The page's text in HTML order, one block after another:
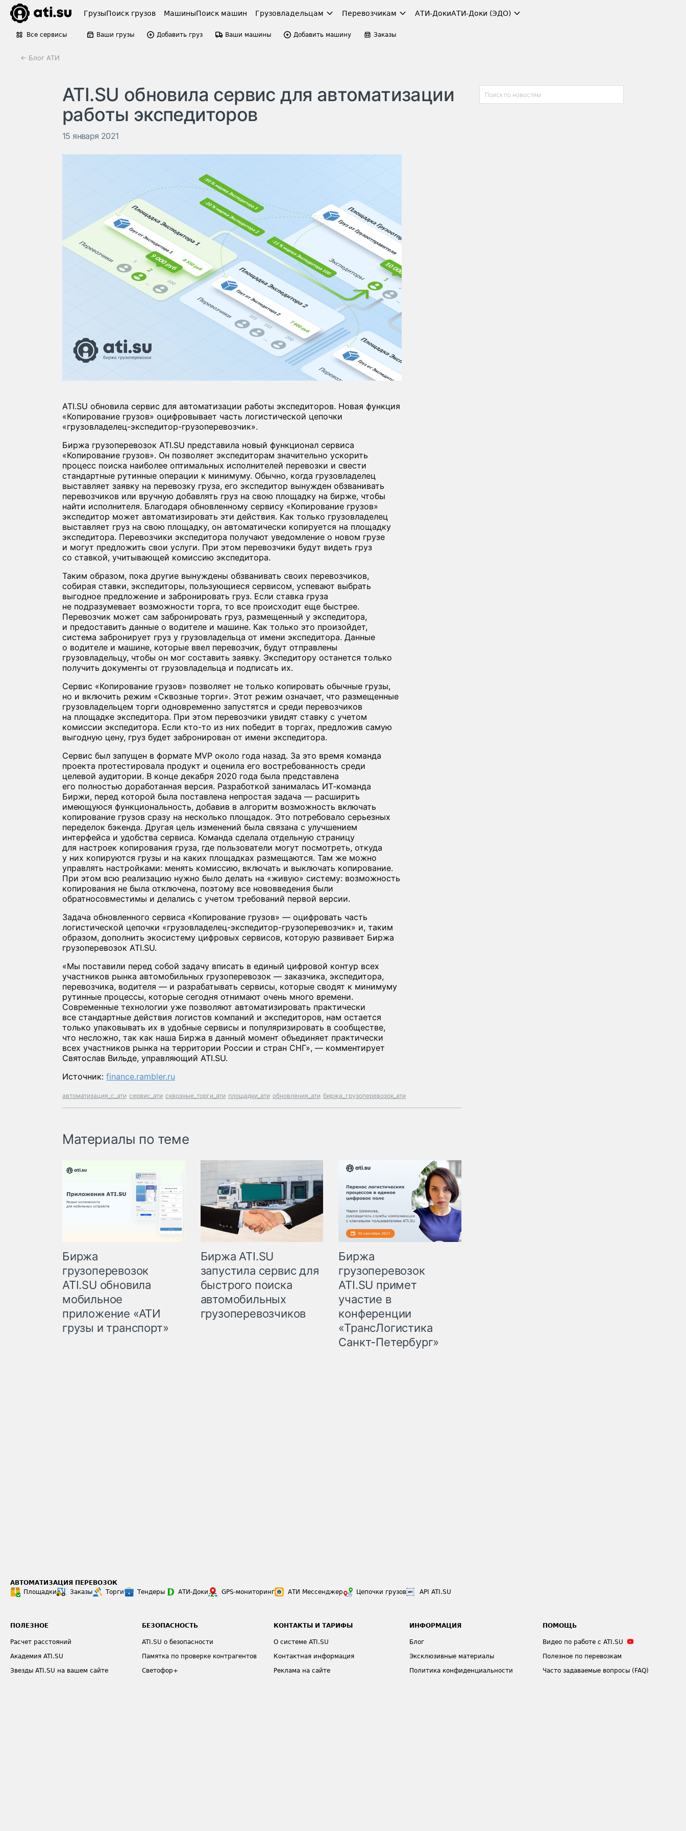
ГрузыПоиск грузов МашиныПоиск машин Грузовладельцам Перевозчикам АТИ-ДокиАТИ-Доки (ЭДО)
Все сервисы Ваши грузы Добавить груз Ваши машины Добавить машину Заказы
← Блог АТИ
ATI.SU обновила сервис для автоматизации
работы экспедиторов
15 января 2021
ATI.SU обновила сервис для автоматизации работы экспедиторов. Новая функция
«Копирование грузов» оцифровывает часть логистической цепочки
«грузовладелец-экспедитор-грузоперевозчик».
Биржа грузоперевозок ATI.SU представила новый функционал сервиса
«Копирование грузов». Он позволяет экспедиторам значительно ускорить
процесс поиска наиболее оптимальных исполнителей перевозки и свести
стандартные рутинные операции к минимуму. Обычно, когда грузовладелец
выставляет заявку на перевозку груза, его экспедитор вынужден обзванивать
перевозчиков или вручную добавлять груз на свою площадку на бирже, чтобы
найти исполнителя. Благодаря обновленному сервису «Копирование грузов»
экспедитор может автоматизировать эти действия. Как только грузовладелец
выставляет груз на свою площадку, он автоматически копируется на площадку
экспедитора. Перевозчики экспедитора получают уведомление о новом грузе
и могут предложить свои услуги. При этом перевозчики будут видеть груз
со ставкой, учитывающей комиссию экспедитора.
Таким образом, пока другие вынуждены обзванивать своих перевозчиков,
собирая ставки, экспедиторы, пользующиеся сервисом, успевают выбрать
выгодное предложение и забронировать груз. Если ставка груза
не подразумевает возможности торга, то все происходит еще быстрее.
Перевозчик может сам забронировать груз, размещенный у экспедитора,
и предоставить данные о водителе и машине. Как только это произойдет,
система забронирует груз у грузовладельца от имени экспедитора. Данные
о водителе и машине, которые ввел перевозчик, будут отправлены
грузовладельцу, чтобы он мог составить заявку. Экспедитору останется только
получить документы от грузовладельца и подписать их.
Сервис «Копирование грузов» позволяет не только копировать обычные грузы,
но и включить режим «Сквозные торги». Этот режим означает, что размещенные
грузовладельцем торги одновременно запустятся и среди перевозчиков
на площадке экспедитора. При этом перевозчики увидят ставку с учетом
комиссии экспедитора. Если кто-то из них победит в торгах, предложив самую
выгодную цену, груз будет забронирован от имени экспедитора.
Сервис был запущен в формате MVP около года назад. За это время команда
проекта протестировала продукт и оценила его востребованность среди
целевой аудитории. В конце декабря 2020 года была представлена
его полностью доработанная версия. Разработкой занималась ИТ-команда
Биржи, перед которой была поставлена непростая задача — расширить
имеющуюся функциональность, добавив в алгоритм возможность включать
копирование грузов сразу на несколько площадок. Это потребовало серьезных
переделок бэкенда. Другая цель изменений была связана с улучшением
интерфейса и удобства сервиса. Команда сделала отдельную страницу
для настроек копирования груза, где пользователи могут посмотреть, откуда
у них копируются грузы и на каких площадках размещаются. Там же можно
управлять настройками: менять комиссию, включать и выключать копирование.
При этом всю реализацию нужно было делать на «живую» систему: возможность
копирования не была отключена, поэтому все нововведения были
обратносовместимы и делались с учетом требований первой версии.
Задача обновленного сервиса «Копирование грузов» — оцифровать часть
логистической цепочки «грузовладелец-экспедитор-грузоперевозчик» и, таким
образом, дополнить экосистему цифровых сервисов, которую развивает Биржа
грузоперевозок ATI.SU.
«Мы поставили перед собой задачу вписать в единый цифровой контур всех
участников рынка автомобильных грузоперевозок — заказчика, экспедитора,
перевозчика, водителя — и разрабатывать сервисы, которые сводят к минимуму
рутинные процессы, которые сегодня отнимают очень много времени.
Современные технологии уже позволяют автоматизировать практически
все стандартные действия логистов компаний и экспедиторов, нам остается
только упаковывать их в удобные сервисы и популяризировать в сообществе,
что несложно, так как наша Биржа в данный момент объединяет практически
всех участников рынка на территории России и стран СНГ», — комментирует
Святослав Вильде, управляющий ATI.SU.
Источник: finance.rambler.ru
автоматизация_с_ати сервис_ати сквозные_торги_ати площадки_ати обновления_ати биржа_грузоперевозок_ати
Материалы по теме
Биржа
грузоперевозок
ATI.SU обновила
мобильное
приложение «АТИ
грузы и транспорт»
Биржа ATI.SU
запустила сервис для
быстрого поиска
автомобильных
грузоперевозчиков
Биржа
грузоперевозок
ATI.SU примет
участие в
конференции
«ТрансЛогистика
Санкт-Петербург»
АВТОМАТИЗАЦИЯ ПЕРЕВОЗОК
Площадки
Заказы Торги Тендеры АТИ-Доки GPS-мониторинг АТИ Мессенджер Цепочки грузов API ATI.SU
ПОЛЕЗНОЕ
Расчет расстояний
Академия ATI.SU
Звезды ATI.SU на вашем сайте
БЕЗОПАСНОСТЬ
ATI.SU о безопасности
Памятка по проверке контрагентов
Светофор+
КОНТАКТЫ И ТАРИФЫ
О системе ATI.SU
Контактная информация
Реклама на сайте
ИНФОРМАЦИЯ
Блог
Эксклюзивные материалы
Политика конфиденциальности
ПОМОЩЬ
Видео по работе с ATI.SU
Полезное по перевозкам
Часто задаваемые вопросы (FAQ)